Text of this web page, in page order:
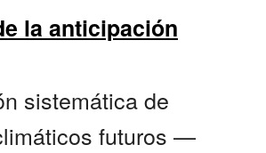
la anticipación
sistemática de
futuros —